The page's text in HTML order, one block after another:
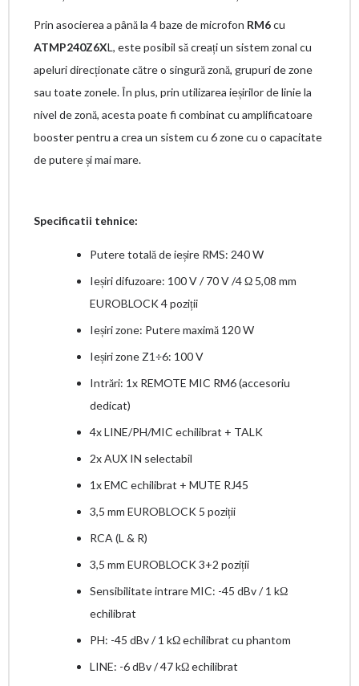
Prin asocierea a până la 4 baze de microfon RM6cu
ATMP240Z6XL, este posibil să creați un sistem zonal cu
apeluri direcționate către o singură zonă, grupuri de zone
sau toate zonele. În plus, prin utilizarea ieșirilor de linie la
nivel de zonă, acesta poate fi combinat cu amplificatoare
booster pentru a crea un sistem cu 6 zone cu o capacitate
de putere și mai mare.
Specificatii tehnice:
Putere totală de ieșire RMS: 240 W
Ieșiri difuzoare: 100 V / 70 V /4 Ω 5,08 mm
EUROBLOCK 4 poziții
Ieșiri zone: Putere maximă 120 W
Ieșiri zone Z1÷6: 100 V
Intrări: 1x REMOTE MIC RM6 (accesoriu
dedicat)
4x LINE/PH/MIC echilibrat + TALK
2x AUX IN selectabil
1x EMC echilibrat + MUTE RJ45
3,5 mm EUROBLOCK 5 poziții
RCA (L & R)
3,5 mm EUROBLOCK 3+2 poziții
Sensibilitate intrare MIC: -45 dBv / 1 kΩ
echilibrat
PH: -45 dBv / 1 kΩ echilibrat cu phantom
LINE: -6 dBv / 47 kΩ echilibrat